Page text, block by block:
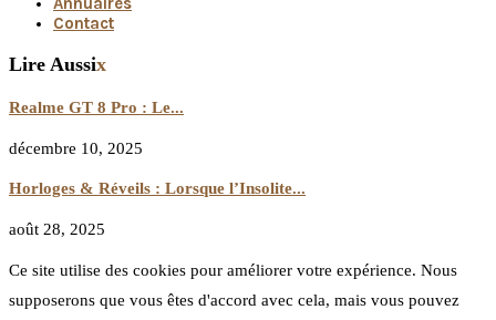
Contact
Lire Aussix
Realme GT 8 Pro : Le...
décembre 10, 2025
Horloges & Réveils : Lorsque l’Insolite...
août 28, 2025
Ce site utilise des cookies pour améliorer votre expérience. Nous
supposerons que vous êtes d'accord avec cela, mais vous pouvez